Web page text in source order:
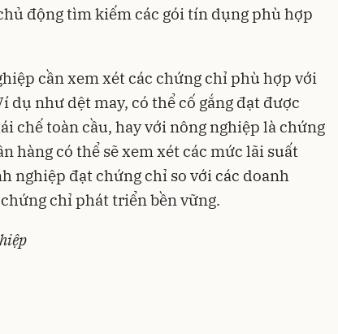
động tìm kiếm các gói tín dụng phù hợp
cần xem xét các chứng chỉ phù hợp với
dụ như dệt may, có thể cố gắng đạt được
chế toàn cầu, hay với nông nghiệp là chứng
hàng có thể sẽ xem xét các mức lãi suất
nghiệp đạt chứng chỉ so với các doanh
chỉ phát triển bền vững.